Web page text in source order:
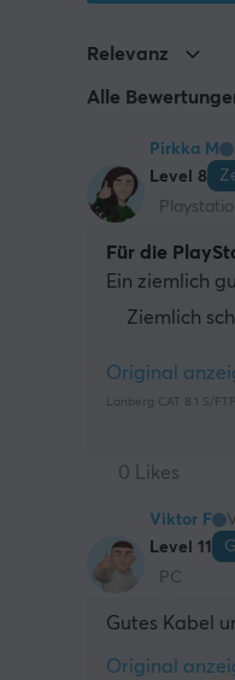
Relevanz
Alle
Pirkka M
Level 8
Für die
Ein ziemlich
Ziemlich
Original
Lanberg CAT 8.1 S/
0 Likes
Viktor F
Level 11
PC
Gutes Kabel
Original